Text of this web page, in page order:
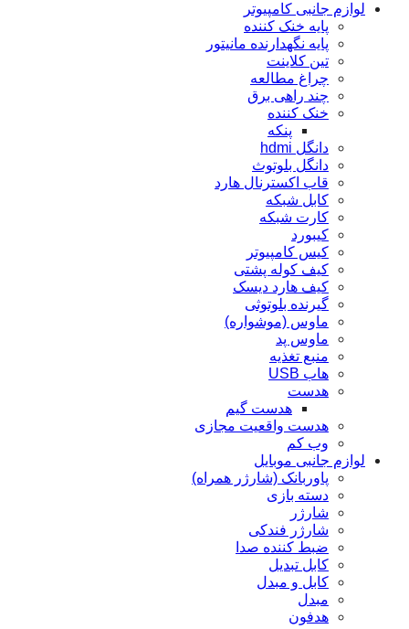
لوازم جانبی کامپیوتر
پایه خنک کننده
پایه نگهدارنده مانیتور
تین کلاینت
چراغ مطالعه
چند راهی برق
خنک کننده
پنکه
دانگل hdmi
دانگل بلوتوث
قاب اکسترنال هارد
کابل شبکه
کارت شبکه
کيبورد
کیس کامپیوتر
کیف کوله پشتی
کیف هارد دیسک
گیرنده بلوتوثی
ماوس (موشواره)
ماوس پد
منبع تغذیه
هاب USB
هدست
هدست گیم
هدست واقعیت مجازی
وب کم
لوازم جانبی موبایل
پاوربانک (شارژر همراه)
دسته بازی
شارژر
شارژر فندکی
ضبط کننده صدا
کابل تبدیل
کابل و مبدل
مبدل
هدفون